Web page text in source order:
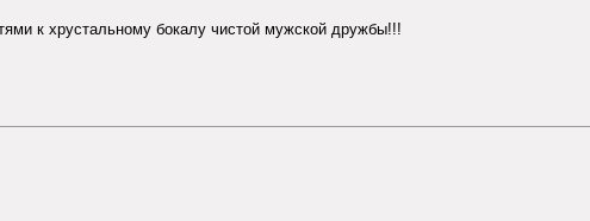
к хрустальному бокалу чистой мужской дружбы!!!